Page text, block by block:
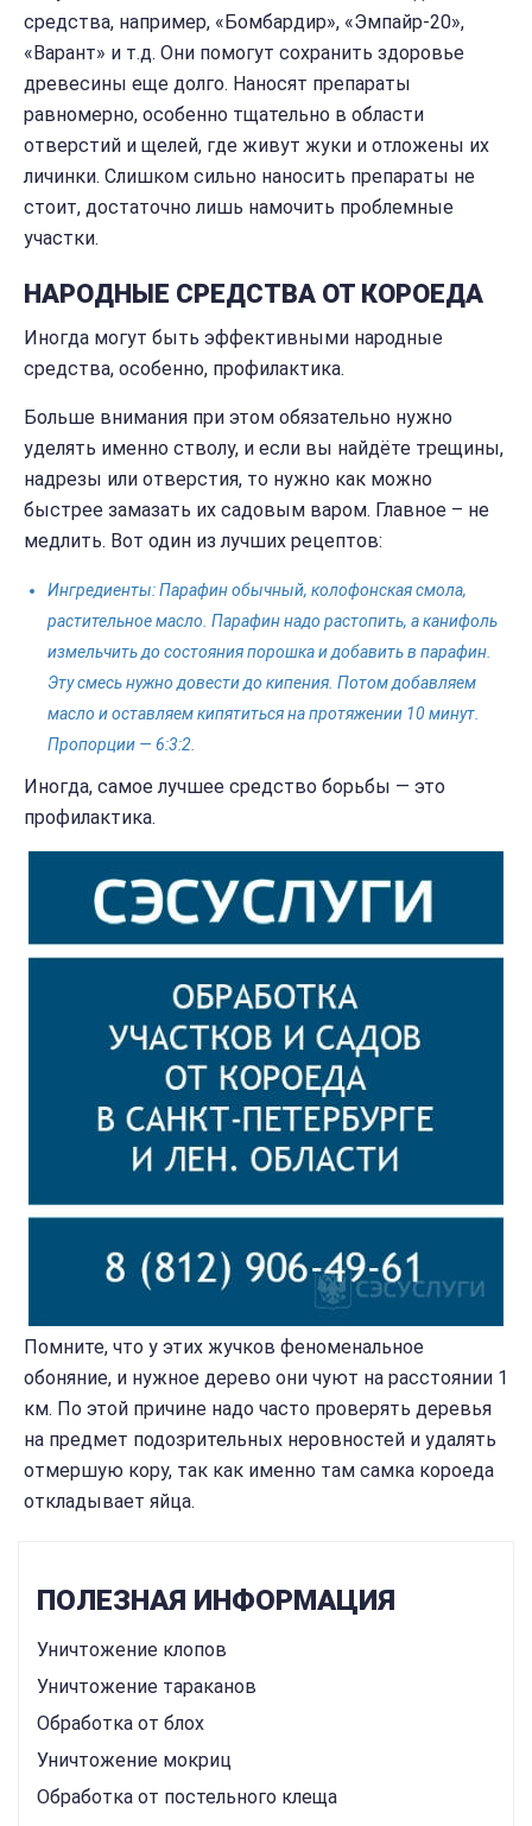
средства, например, «Бомбардир», «Эмпайр-20»,
«Варант» и т.д. Они помогут сохранить здоровье
древесины еще долго. Наносят препараты
равномерно, особенно тщательно в области
отверстий и щелей, где живут жуки и отложены их
личинки. Слишком сильно наносить препараты не
стоит, достаточно лишь намочить проблемные
участки.
НАРОДНЫЕ СРЕДСТВА ОТ КОРОЕДА
Иногда могут быть эффективными народные
средства, особенно, профилактика.
Больше внимания при этом обязательно нужно
уделять именно стволу, и если вы найдёте трещины,
надрезы или отверстия, то нужно как можно
быстрее замазать их садовым варом. Главное – не
медлить. Вот один из лучших рецептов:
Ингредиенты: Парафин обычный, колофонская смола,
растительное масло. Парафин надо растопить, а канифоль
измельчить до состояния порошка и добавить в парафин.
Эту смесь нужно довести до кипения. Потом добавляем
масло и оставляем кипятиться на протяжении 10 минут.
Пропорции — 6:3:2.
Иногда, самое лучшее средство борьбы — это
профилактика.
Помните, что у этих жучков феноменальное
обоняние, и нужное дерево они чуют на расстоянии 1
км. По этой причине надо часто проверять деревья
на предмет подозрительных неровностей и удалять
отмершую кору, так как именно там самка короеда
откладывает яйца.
ПОЛЕЗНАЯ ИНФОРМАЦИЯ
Уничтожение клопов
Уничтожение тараканов
Обработка от блох
Уничтожение мокриц
Обработка от постельного клеща